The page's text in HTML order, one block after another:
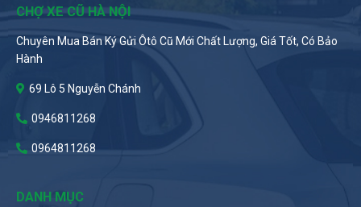
CHỢ XE CŨ HÀ NỘI
Chuyên Mua Bán Ký Gửi Ôtô Cũ Mới Chất Lượng, Giá Tốt, Có Bảo
Hành
69 Lô 5 Nguyễn Chánh
0946811268
0964811268
DANH MỤC